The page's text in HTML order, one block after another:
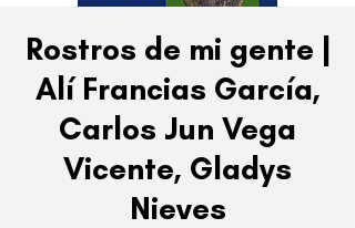
Rostros de mi gente |
Alí Francias García,
Carlos Jun Vega
Vicente, Gladys
Nieves